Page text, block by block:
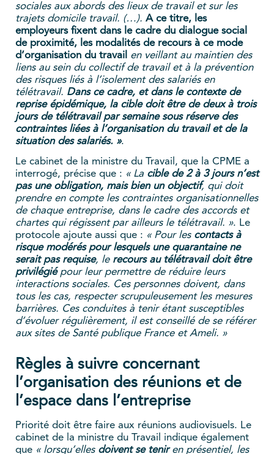
sociales aux abords des lieux de travail et sur les
trajets domicile travail. (…). A ce titre, les
employeurs fixent dans le cadre du dialogue social
de proximité, les modalités de recours à ce mode
d’organisation du travail en veillant au maintien des
liens au sein du collectif de travail et à la prévention
des risques liés à l’isolement des salariés en
télétravail. Dans ce cadre, et dans le contexte de
reprise épidémique, la cible doit être de deux à trois
jours de télétravail par semaine sous réserve des
contraintes liées à l’organisation du travail et de la
situation des salariés. ».
Le cabinet de la ministre du Travail, que la CPME a
interrogé, précise que : « La cible de 2 à 3 jours n’est
pas une obligation, mais bien un objectif, qui doit
prendre en compte les contraintes organisationnelles
de chaque entreprise, dans le cadre des accords et
chartes qui régissent par ailleurs le télétravail. ». Le
protocole ajoute aussi que : « Pour les contacts à
risque modérés pour lesquels une quarantaine ne
serait pas requise, le recours au télétravail doit être
privilégiépour leur permettre de réduire leurs
interactions sociales. Ces personnes doivent, dans
tous les cas, respecter scrupuleusement les mesures
barrières. Ces conduites à tenir étant susceptibles
d’évoluer régulièrement, il est conseillé de se référer
aux sites de Santé publique France et Ameli. »
Règles à suivre concernant
l’organisation des réunions et de
l’espace dans l’entreprise
Priorité doit être faire aux réunions audiovisuels. Le
cabinet de la ministre du Travail indique également
que « lorsqu’elles doivent se teniren présentiel, les